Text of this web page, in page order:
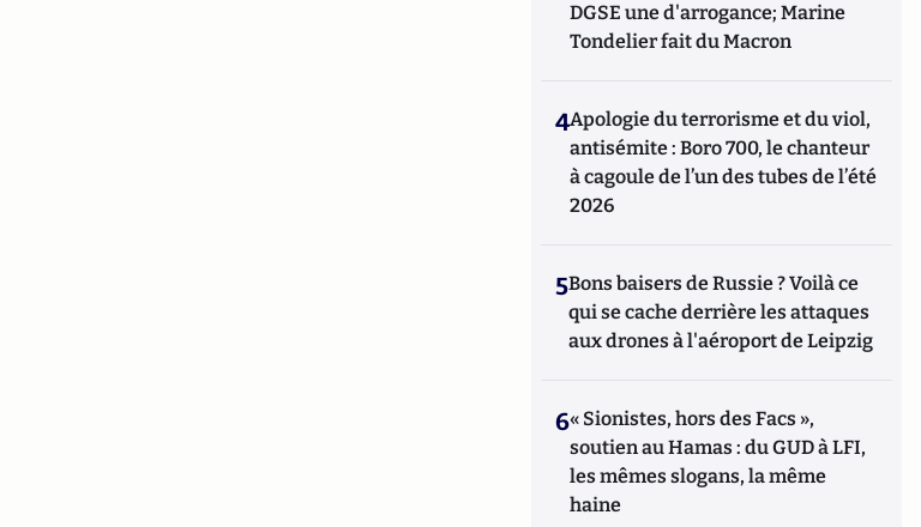
DGSE une d'arrogance; Marine
Tondelier fait du Macron
4Apologie du terrorisme et du viol,
antisémite : Boro 700, le chanteur
à cagoule de l’un des tubes de l’été
2026
5Bons baisers de Russie ? Voilà ce
qui se cache derrière les attaques
aux drones à l'aéroport de Leipzig
6« Sionistes, hors des Facs »,
soutien au Hamas : du GUD à LFI,
les mêmes slogans, la même
haine